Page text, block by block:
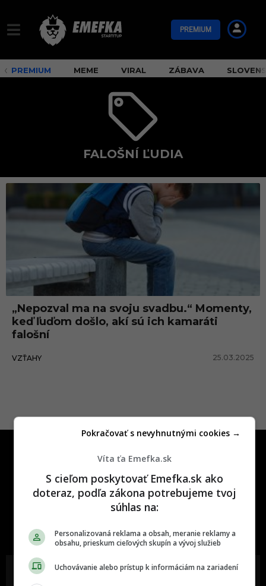
PREMIUM
PREMIUM MEME VIRAL ZÁBAVA
FALOŠNÍ ĽUDIA
f
a
š
n
í
u
d
„Nepozval ma na svoju svadbu.“ Momenty,
keď ľuďom došlo, akí sú ich kamaráti
falošní
VZŤAHY 25.03.2025
One time najzábavnejšie miesto na
najzabávnejšie miesto na svete
Víta ťa Emefka.sk
S cieľom poskytovať Emefka.sk ako
doteraz, podľa zákona potrebujeme tvoj
súhlas na:
Personalizovaná reklama a obsah, meranie reklamy a
obsahu, prieskum cieľových skupín a vývoj služieb
Uchovávanie alebo prístup k informáciám na zariadení
Pokračovať s nevyhnutnými cookies →